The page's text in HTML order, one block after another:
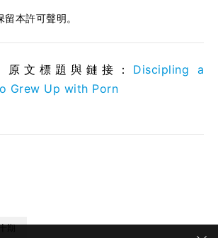
本許可聲明。
原文標題與鏈接： Discipling a
Grew Up with Porn
期